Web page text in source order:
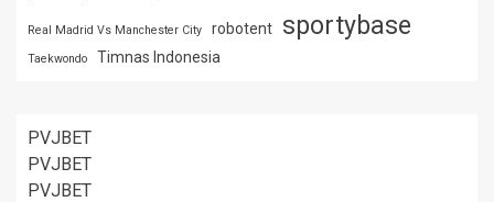
Real Madrid Vs Manchester City robotent sportybase
Taekwondo Timnas Indonesia
PVJBET
PVJBET
PVJBET